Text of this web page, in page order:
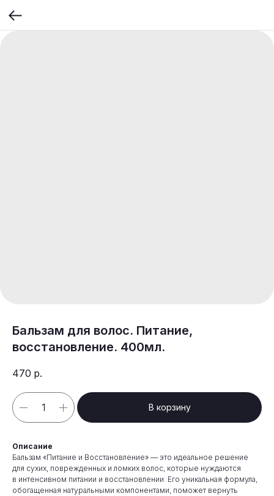
Бальзам для волос. Питание,
восстановление. 400мл.
470 р.
В корзину
Описание
Бальзам «Питание и Восстановление» — это идеальное решение
для сухих, поврежденных и ломких волос, которые нуждаются
в интенсивном питании и восстановлении. Его уникальная формула,
обогащенная натуральными компонентами, поможет вернуть